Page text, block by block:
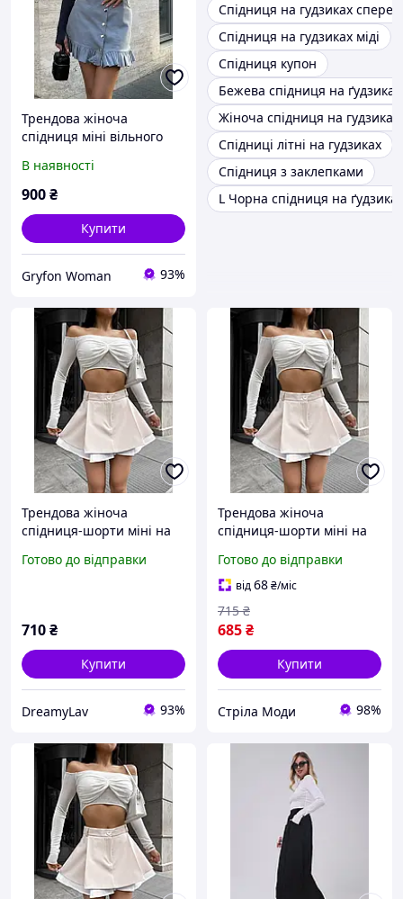
Трендова жіноча
спідниця міні вільного
ґудзиками та воланами
по низу
В наявності
900₴
Купити
Gryfon Woman 93%
Спідниця на гудзиках
Спідниця на гудзиках міді
Спідниця купон
Бежева спідниця на ґудзиках
Жіноча спідниця на гудзиках
Спідниці літні на гудзиках
Спідниця з заклепками
L Чорна спідниця на ґудзиках
Трендова жіноча
спідниця-шорти міні на
високою талією чорна
Готово до відправки
710₴
Купити
DreamyLav 93%
Трендова жіноча
спідниця-шорти міні на
високою талією чорна
беж S-M M-L
Готово до відправки
від68₴/міс
685₴
715 ₴
Купити
Стріла Моди 98%